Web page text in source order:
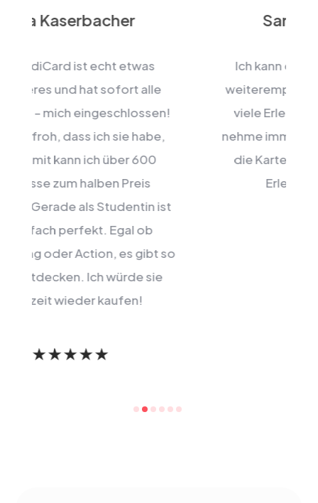
Sarah Weidacher
Ich kann die GaudiCard absolut
weiterempfehlen! Es stehen super
viele Erlebnisse zur Auswahl. Ich
nehme immer eine Freundin mit und
die Karte hat sich bereits nach 2
Erlebnissen gelohnt.